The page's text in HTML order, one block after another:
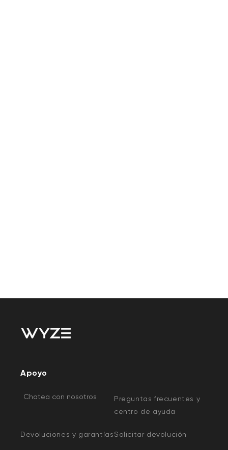
Apoyo
Chatea con nosotros
Preguntas frecuentes y
centro de ayuda
Devoluciones y garantíasSolicitar devolución